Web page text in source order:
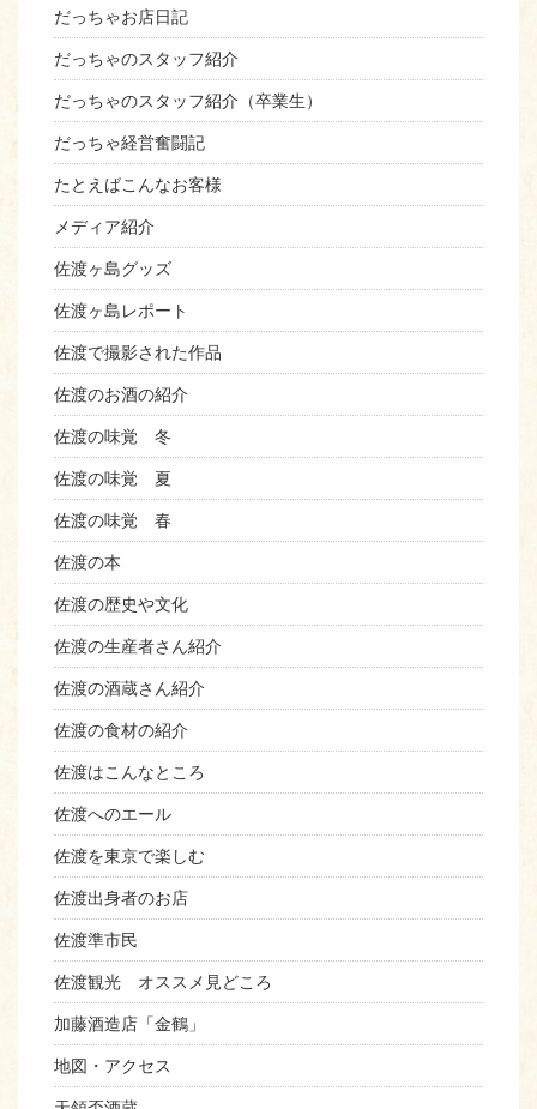
だっちゃお店日記
だっちゃのスタッフ紹介
だっちゃのスタッフ紹介（卒業生）
だっちゃ経営奮闘記
たとえばこんなお客様
メディア紹介
佐渡ヶ島グッズ
佐渡ヶ島レポート
佐渡で撮影された作品
佐渡のお酒の紹介
佐渡の味覚 冬
佐渡の味覚 夏
佐渡の味覚 春
佐渡の本
佐渡の歴史や文化
佐渡の生産者さん紹介
佐渡の酒蔵さん紹介
佐渡の食材の紹介
佐渡はこんなところ
佐渡へのエール
佐渡を東京で楽しむ
佐渡出身者のお店
佐渡準市民
佐渡観光 オススメ見どころ
加藤酒造店「金鶴」
地図・アクセス